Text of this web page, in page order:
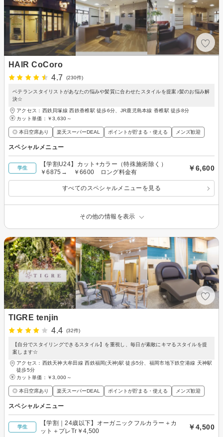
HAIR CoCoro
4.7
(230件)
ベテランスタイリストがあなたの悩みや髪質に合わせたスタイルを提案♪髪のお悩み解
決☆
アクセス：西鉄貝塚線 西鉄香椎駅 徒歩6分、JR鹿児島本線 香椎駅 徒歩8分
カット単価： ￥3,630～
◎ 本日空席あり 楽天スーパーDEAL ポイントが貯まる・使える メンズ歓迎
スペシャルメニュー
学生
【学割U24】カット+カラー（特殊施術除く）
￥6875→ ￥6600 ロング料金有
￥6,600
すべてのスペシャルメニューを見る
その他の情報を表示
TIGRE tenjin
4.4
(32件)
【自分でスタイリングできるスタイル】を重視し、毎日が素敵にキマるスタイルを提
案します☆
アクセス：西鉄天神大牟田線 西鉄福岡(天神)駅 徒歩5分、福岡市地下鉄空港線 天神駅
徒歩5分
カット単価： ￥3,000～
◎ 本日空席あり 楽天スーパーDEAL ポイントが貯まる・使える メンズ歓迎
スペシャルメニュー
学生
【学割｜24歳以下】オーガニックフルカラー＋カ
ット＋プレTr￥4,500
￥4,500